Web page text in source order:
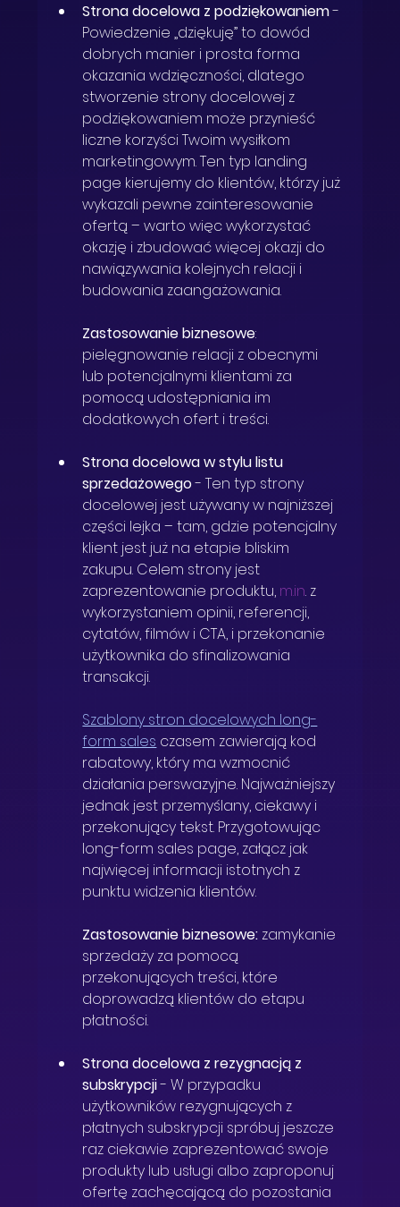
Strona docelowa z podziękowaniem-
Powiedzenie „dziękuję” to dowód
dobrych manier i prosta forma
okazania wdzięczności, dlatego
stworzenie strony docelowej z
podziękowaniem może przynieść
liczne korzyści Twoim wysiłkom
marketingowym. Ten typ landing
page kierujemy do klientów, którzy już
wykazali pewne zainteresowanie
ofertą – warto więc wykorzystać
okazję i zbudować więcej okazji do
nawiązywania kolejnych relacji i
budowania zaangażowania.
Zastosowanie biznesowe:
pielęgnowanie relacji z obecnymi
lub potencjalnymi klientami za
pomocą udostępniania im
dodatkowych ofert i treści.
Strona docelowa w stylu listu
sprzedażowego - Ten typ strony
docelowej jest używany w najniższej
części lejka – tam, gdzie potencjalny
klient jest już na etapie bliskim
zakupu. Celem strony jest
zaprezentowanie produktu, m.in. z
wykorzystaniem opinii, referencji,
cytatów, filmów i CTA, i przekonanie
użytkownika do sfinalizowania
transakcji.
Szablony stron docelowych long-
form sales czasem zawierają kod
rabatowy, który ma wzmocnić
działania perswazyjne. Najważniejszy
jednak jest przemyślany, ciekawy i
przekonujący tekst. Przygotowując
long-form sales page, załącz jak
najwięcej informacji istotnych z
punktu widzenia klientów.
Zastosowanie biznesowe: zamykanie
sprzedaży za pomocą
przekonujących treści, które
doprowadzą klientów do etapu
płatności.
Strona docelowa z rezygnacją z
subskrypcji - W przypadku
użytkowników rezygnujących z
płatnych subskrypcji spróbuj jeszcze
raz ciekawie zaprezentować swoje
produkty lub usługi albo zaproponuj
ofertę zachęcającą do pozostania